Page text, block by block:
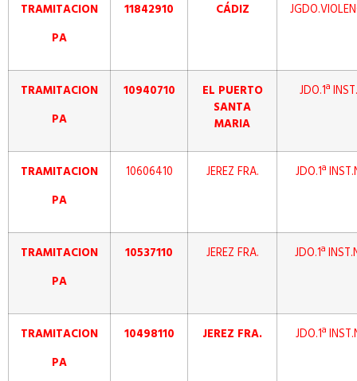
TRAMITACION
PA
11842910 CÁDIZ
TRAMITACION
PA
10940710
EL PUERTO
SANTA
MARIA
JDO.1ª
TRAMITACION
PA
10606410 JEREZ FRA. JDO.1ª
TRAMITACION
PA
10537110 JEREZ FRA. JDO.1ª
TRAMITACION
PA
10498110 JEREZ FRA. JDO.1ª